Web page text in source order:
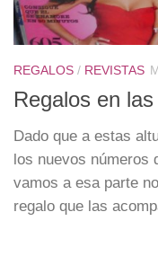
REGALOS / REVISTAS
Regalos en
Dado que a estas
los nuevos números
vamos a esa parte
regalo que las